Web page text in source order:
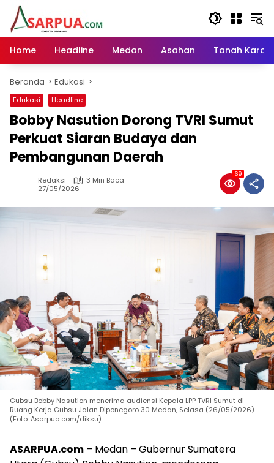
Langsung
konten
Home
Headline Medan Asahan Tanah Karo
Beranda Edukasi
Edukasi Headline
Bobby Nasution Dorong TVRI Sumut
Perkuat Siaran Budaya dan
Pembangunan Daerah
Redaksi
3 Min Baca
27/05/2026
69
Gubsu Bobby Nasution menerima audiensi Kepala LPP TVRI Sumut di
Ruang Kerja Gubsu Jalan Diponegoro 30 Medan, Selasa (26/05/2026).
(Foto. Asarpua.com/diksu)
ASARPUA.com – Medan – Gubernur Sumatera